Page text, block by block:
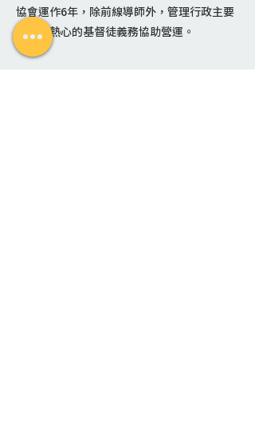
協會運作6年，除前線導師外，管理行政主要
由一群熱心的基督徒義務協助營運。